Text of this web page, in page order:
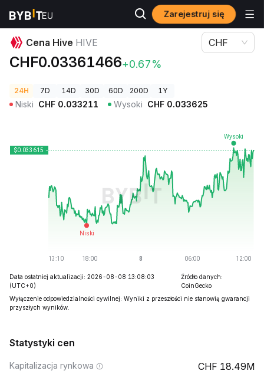
Zarejestruj się
Ceny kryptowalut
Cena Hive HIVE
CHF0.03361466+0.67%
CHF
24H 7D 14D 30D 60D 200D 1Y
Niski CHF 0.033211 Wysoki CHF 0.033625
Data ostatniej aktualizacji: 2026-08-08 13:08:03
(UTC+0)
Źródło danych:
CoinGecko
Wyłączenie odpowiedzialności cywilnej: Wyniki z przeszłości nie stanowią gwarancji
przyszłych wyników.
Statystyki cen
Kapitalizacja rynkowa 18.49M